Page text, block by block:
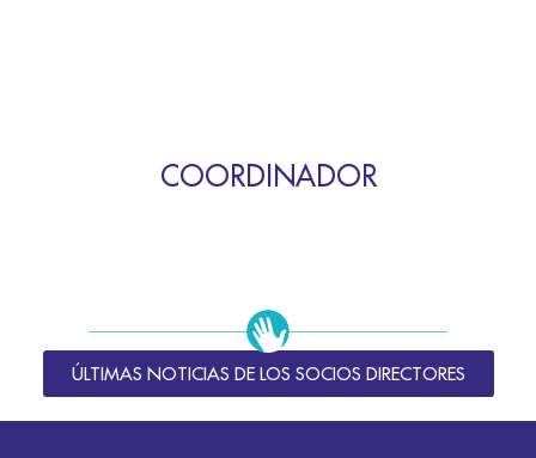
COORDINADOR
ÚLTIMAS NOTICIAS DE LOS SOCIOS DIRECTORES